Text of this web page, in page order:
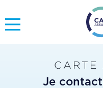
CARTE
Je